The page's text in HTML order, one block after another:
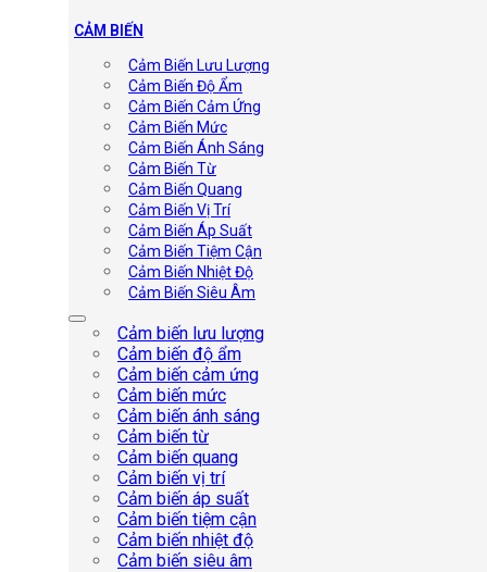
CẢM BIẾN
Cảm Biến Lưu Lượng
Cảm Biến Độ Ẩm
Cảm Biến Cảm Ứng
Cảm Biến Mức
Cảm Biến Ánh Sáng
Cảm Biến Từ
Cảm Biến Quang
Cảm Biến Vị Trí
Cảm Biến Áp Suất
Cảm Biến Tiệm Cận
Cảm Biến Nhiệt Độ
Cảm Biến Siêu Âm
Cảm biến lưu lượng
Cảm biến độ ẩm
Cảm biến cảm ứng
Cảm biến mức
Cảm biến ánh sáng
Cảm biến từ
Cảm biến quang
Cảm biến vị trí
Cảm biến áp suất
Cảm biến tiệm cận
Cảm biến nhiệt độ
Cảm biến siêu âm